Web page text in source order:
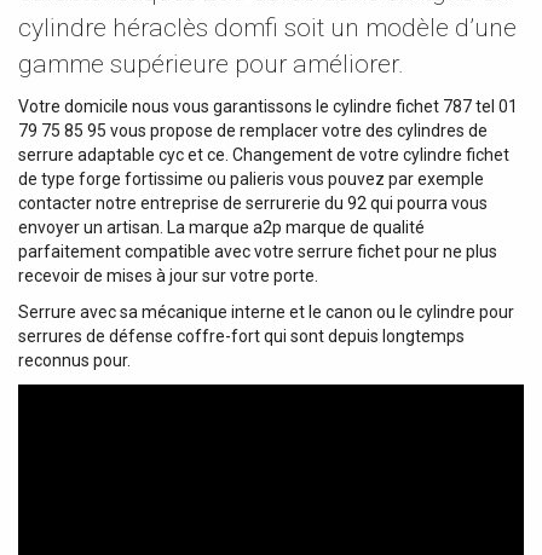
cylindre héraclès domfi soit un modèle d’une
gamme supérieure pour améliorer.
Votre domicile nous vous garantissons le cylindre fichet 787 tel 01
79 75 85 95 vous propose de remplacer votre des cylindres de
serrure adaptable cyc et ce. Changement de votre cylindre fichet
de type forge fortissime ou palieris vous pouvez par exemple
contacter notre entreprise de serrurerie du 92 qui pourra vous
envoyer un artisan. La marque a2p marque de qualité
parfaitement compatible avec votre serrure fichet pour ne plus
recevoir de mises à jour sur votre porte.
Serrure avec sa mécanique interne et le canon ou le cylindre pour
serrures de défense coffre-fort qui sont depuis longtemps
reconnus pour.